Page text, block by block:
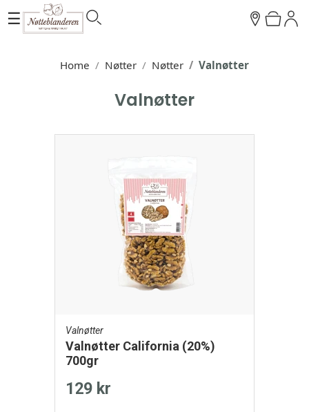
☰
Home Nøtter Nøtter Valnøtter
Valnøtter
Valnøtter
Valnøtter California (20%)
700gr
129 kr